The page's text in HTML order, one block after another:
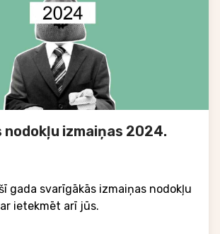
nodokļu izmaiņas 2024.
gada svarīgākās izmaiņas nodokļu
ietekmēt arī jūs.